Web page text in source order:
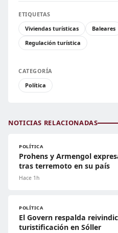
ETIQUETAS
Viviendas turísticas
Baleares
Regulación turística
CATEGORÍA
Política
NOTICIAS RELACIONADAS
POLÍTICA
Prohens y Armengol
tras terremoto en su país
Hace 1h
POLÍTICA
El Govern respalda
turistificación en Sóller